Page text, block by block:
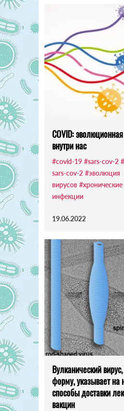
COVID:
внутри нас
#covid-19 #sars-cov-2
sars-cov-2 #эволюция
вирусов
инфекции
19.06.2022
Вулканический
форму, указывает на
способы доставки
вакцин